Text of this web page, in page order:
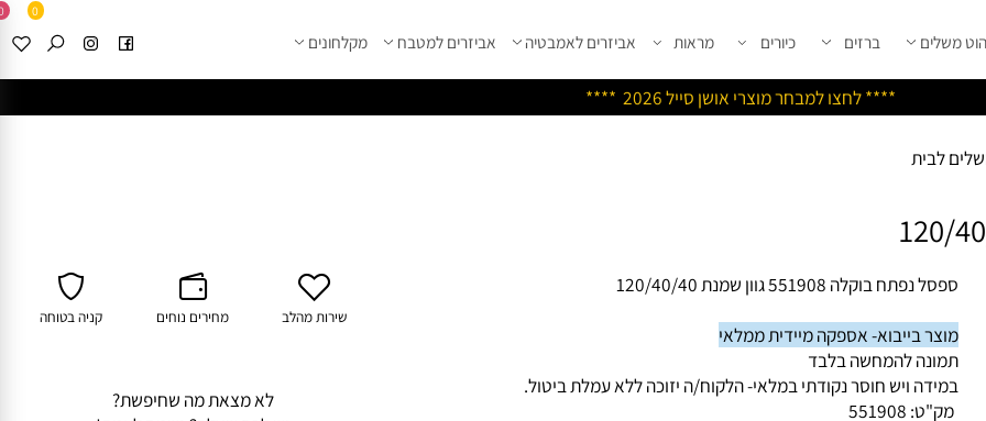
לחצו למבחר מוצרי אושן סייל 2026 ****
0
ברזים כיורים מראות אביזרים לאמבטיה אביזרים למטבח מקלחונים
ספסל נפתח בוקלה 551908 גוון שמנת 120/40/40
מוצר בייבוא- אספקה מיידית ממלאי
תמונה להמחשה בלבד
במידה ויש חוסר נקודתי במלאי- הלקוח/ה יזוכה ללא עמלת ביטול.
שירות מהלב מחירים נוחים קניה בטוחה